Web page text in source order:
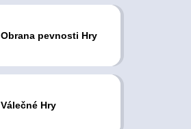
Obrana pevnosti Hry
Válečné Hry